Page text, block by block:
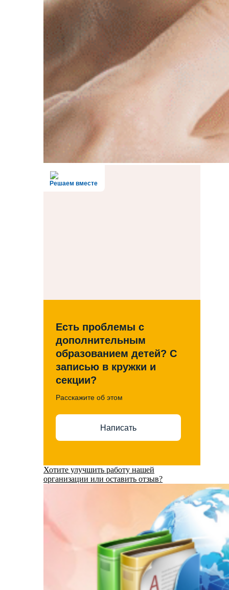
Решаем вместе
Есть проблемы с
дополнительным
образованием детей? С
записью в кружки и
секции?
Расскажите об этом
Написать
Хотите улучшить работу нашей
организации или оставить отзыв?